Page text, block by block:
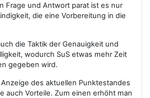
Frage und Antwort parat ist es nur
die eine Vorbereitung in die
die Taktik der Genauigkeit und
wodurch SuS etwas mehr Zeit
gegeben wird.
des aktuellen Punktestandes
auch Vorteile. Zum einen erhöht man